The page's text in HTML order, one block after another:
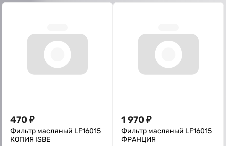
470 ₽
Фильтр масляный LF16015
КОПИЯ ISBE
1 970 ₽
Фильтр масляный LF16015
ФРАНЦИЯ